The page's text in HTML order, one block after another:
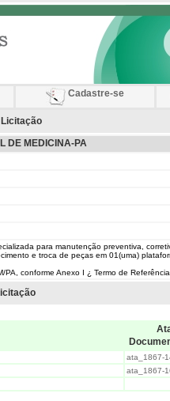
Cadastre-se
DE MEDICINA-PA
para manutenção preventiva,
e troca de peças em 01(uma)
PA, conforme Anexo I ¿ Termo de Referência
ata_1867-
ata_1867-